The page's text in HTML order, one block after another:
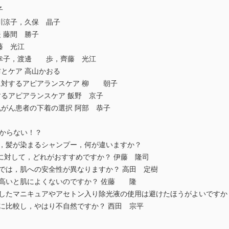
涼子，久保 晶子
藤間 勝子
光江
子，渡邊 歩，齊藤 光江
ケア 高山かおる
対するアピアランスケア 柳 朝子
るアピアランスケア 飯野 京子
ん患者の下着の選択 阿部 恭子
らない！？
髪が染まるシャンプー，何が違いますか？
対して，どれがおすすめですか？ 伊藤 隆司
は，肌への安全性が異なりますか？ 高田 定樹
いと肌によくないのですか？ 佐藤 隆
たマニキュアやアセトン入り除光液の使用は避けたほうがよいで
比較し，やはり不自然ですか？ 西田 宗平